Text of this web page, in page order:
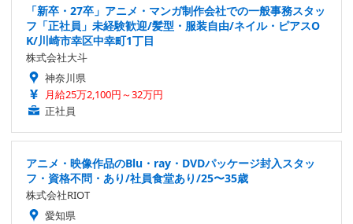
「新卒・27卒」アニメ・マンガ制作会社での一般事務スタッ
フ「正社員」未経験歓迎/髪型・服装自由/ネイル・ピアスO
K/川崎市幸区中幸町1丁目
株式会社大斗
神奈川県
月給25万2,100円～32万円
正社員
アニメ・映像作品のBlu・ray・DVDパッケージ封入スタッ
フ・資格不問・あり/社員食堂あり/25〜35歳
株式会社RIOT
愛知県